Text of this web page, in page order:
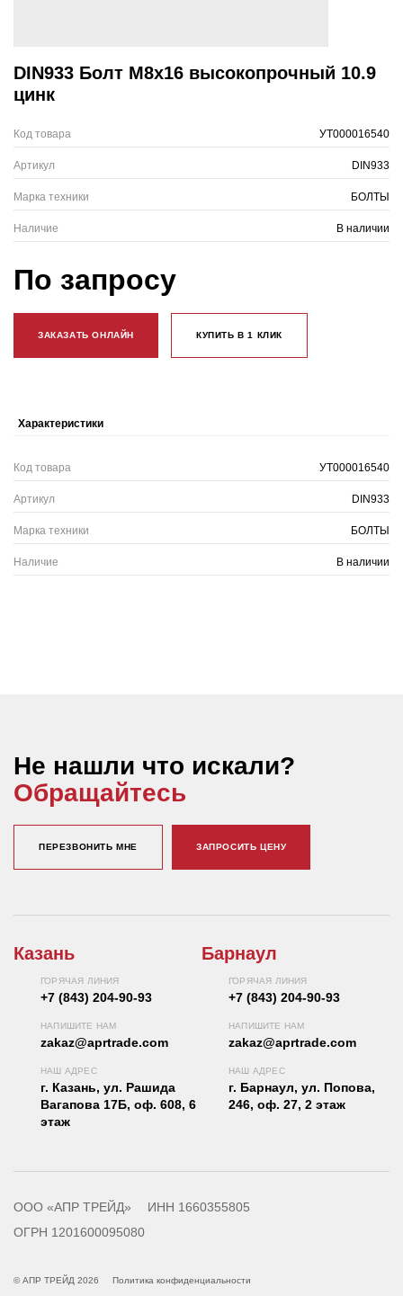
DIN933 Болт M8x16 высокопрочный 10.9
цинк
Код товара УТ000016540
Артикул DIN933
Марка техники БОЛТЫ
Наличие В наличии
По запросу
ЗАКАЗАТЬ ОНЛАЙН КУПИТЬ В 1 КЛИК
Характеристики
Код товара УТ000016540
Артикул DIN933
Марка техники БОЛТЫ
Наличие В наличии
Не нашли что искали?
Обращайтесь
ПЕРЕЗВОНИТЬ МНЕ ЗАПРОСИТЬ ЦЕНУ
Казань
ГОРЯЧАЯ ЛИНИЯ
+7 (843) 204-90-93
НАПИШИТЕ НАМ
zakaz@aprtrade.com
НАШ АДРЕС
г. Казань, ул. Рашида
Вагапова 17Б, оф. 608, 6
этаж
Барнаул
ГОРЯЧАЯ ЛИНИЯ
+7 (843) 204-90-93
НАПИШИТЕ НАМ
zakaz@aprtrade.com
НАШ АДРЕС
г. Барнаул, ул. Попова,
246, оф. 27, 2 этаж
ООО «АПР ТРЕЙД»
ИНН 1660355805
ОГРН 1201600095080
© АПР ТРЕЙД 2026 Политика конфиденциальности